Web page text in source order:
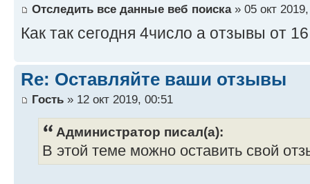
Отследить все данные веб поиска» 05 окт
Как так сегодня 4число а отзывы от
Re: Оставляйте ваши отзывы
Гость » 12 окт 2019, 00:51
Администратор писал(а):
В этой теме можно оставить свой